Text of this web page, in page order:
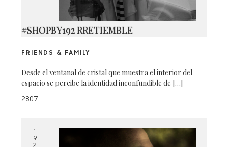
#SHOPBY192 RRETIEMBLE
FRIENDS & FAMILY
Desde el ventanal de cristal que muestra el interior del
espacio se percibe la identidad inconfundible de […]
2807
1
9